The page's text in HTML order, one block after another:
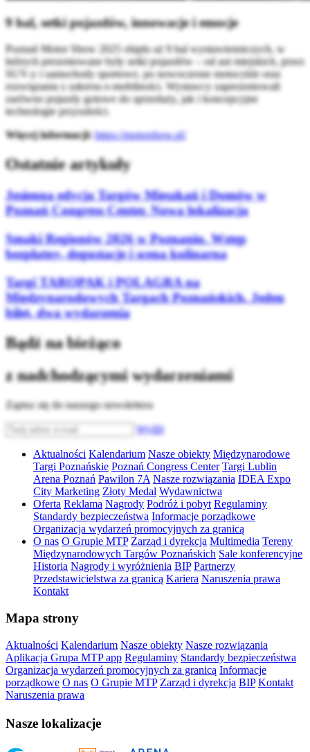
9 hal, setki pojazdów, innowacje i emocje
Poznań Motor Show 2025 objęło aż 9 hal wystawienniczych, w
których prezentowane były setki pojazdów – od aut miejskich, przez
SUV-y i samochody sportowe, po nowoczesne motocykle oraz
rozwiązania z zakresu e-mobilności. Wystawcy zaprezentowali
zarówno pojazdy gotowe do sprzedaży, jak i koncepcyjne
technologie przyszłości.
Więcej informacji: https://motorshow.pl/
Ostatnie artykuły
Jesienna edycja Targów Mieszkań i Domów w
Poznań Congress Center. Nowa lokalizacja
Smaki Regionów 2026 w Poznaniu. Wstęp
bezpłatny, degustacje i scena kulinarna
Targi TAROPAK i POLAGRA na
Międzynarodowych Targach Poznańskich. Jeden
bilet, dwa wydarzenia
Bądź na bieżąco
z nadchodzącymi wydarzeniami
Zapisz się do naszego newslettera
Wyślij
Aktualności Kalendarium Nasze obiekty Międzynarodowe
Targi Poznańskie Poznań Congress Center Targi Lublin
Arena Poznań Pawilon 7A Nasze rozwiązania IDEA Expo
City Marketing Złoty Medal Wydawnictwa
Oferta Reklama Nagrody Podróż i pobyt Regulaminy
Standardy bezpieczeństwa Informacje porządkowe
Organizacja wydarzeń promocyjnych za granicą
O nas O Grupie MTP Zarząd i dyrekcja Multimedia Tereny
Międzynarodowych Targów Poznańskich Sale konferencyjne
Historia Nagrody i wyróżnienia BIP Partnerzy
Przedstawicielstwa za granicą Kariera Naruszenia prawa
Kontakt
Mapa strony
Aktualności Kalendarium Nasze obiekty Nasze rozwiązania
Aplikacja Grupa MTP app Regulaminy Standardy bezpieczeństwa
Organizacja wydarzeń promocyjnych za granicą Informacje
porządkowe O nas O Grupie MTP Zarząd i dyrekcja BIP Kontakt
Naruszenia prawa
Nasze lokalizacje